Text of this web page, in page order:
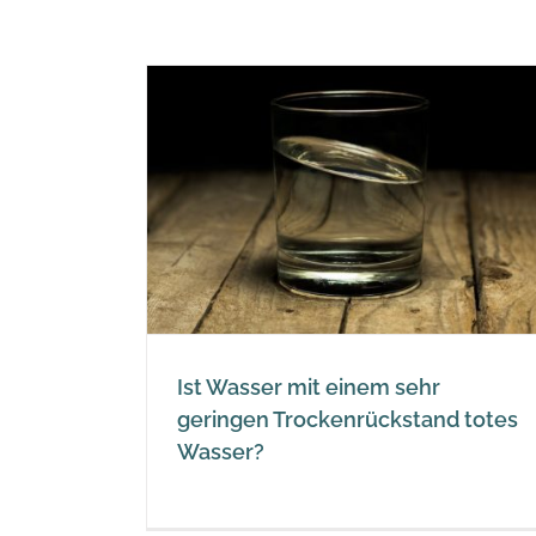
Ist Wasser mit einem sehr
geringen Trockenrückstand totes
Wasser?